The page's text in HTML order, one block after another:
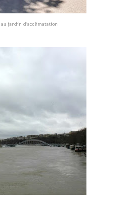
jardin d’acclimatation